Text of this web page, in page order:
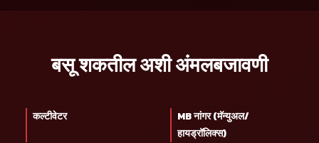
बसू शकतील अशी अंमलबजावणी
कल्टीवेटर
MB नांगर (मॅन्युअल/
हायड्रॉलिक्स)